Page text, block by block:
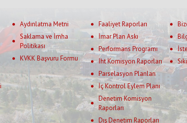
Aydınlatma Metni
Saklama ve İmha
Politikası
KVKK Başvuru Formu
Faaliyet Raporları
İmar Plan Askı
Performans Programı
İht Komisyon Raporları
Parselasyon Planları
İç Kontrol Eylem Planı
Denetim Komisyon
Raporları
Dış Denetim Raporları